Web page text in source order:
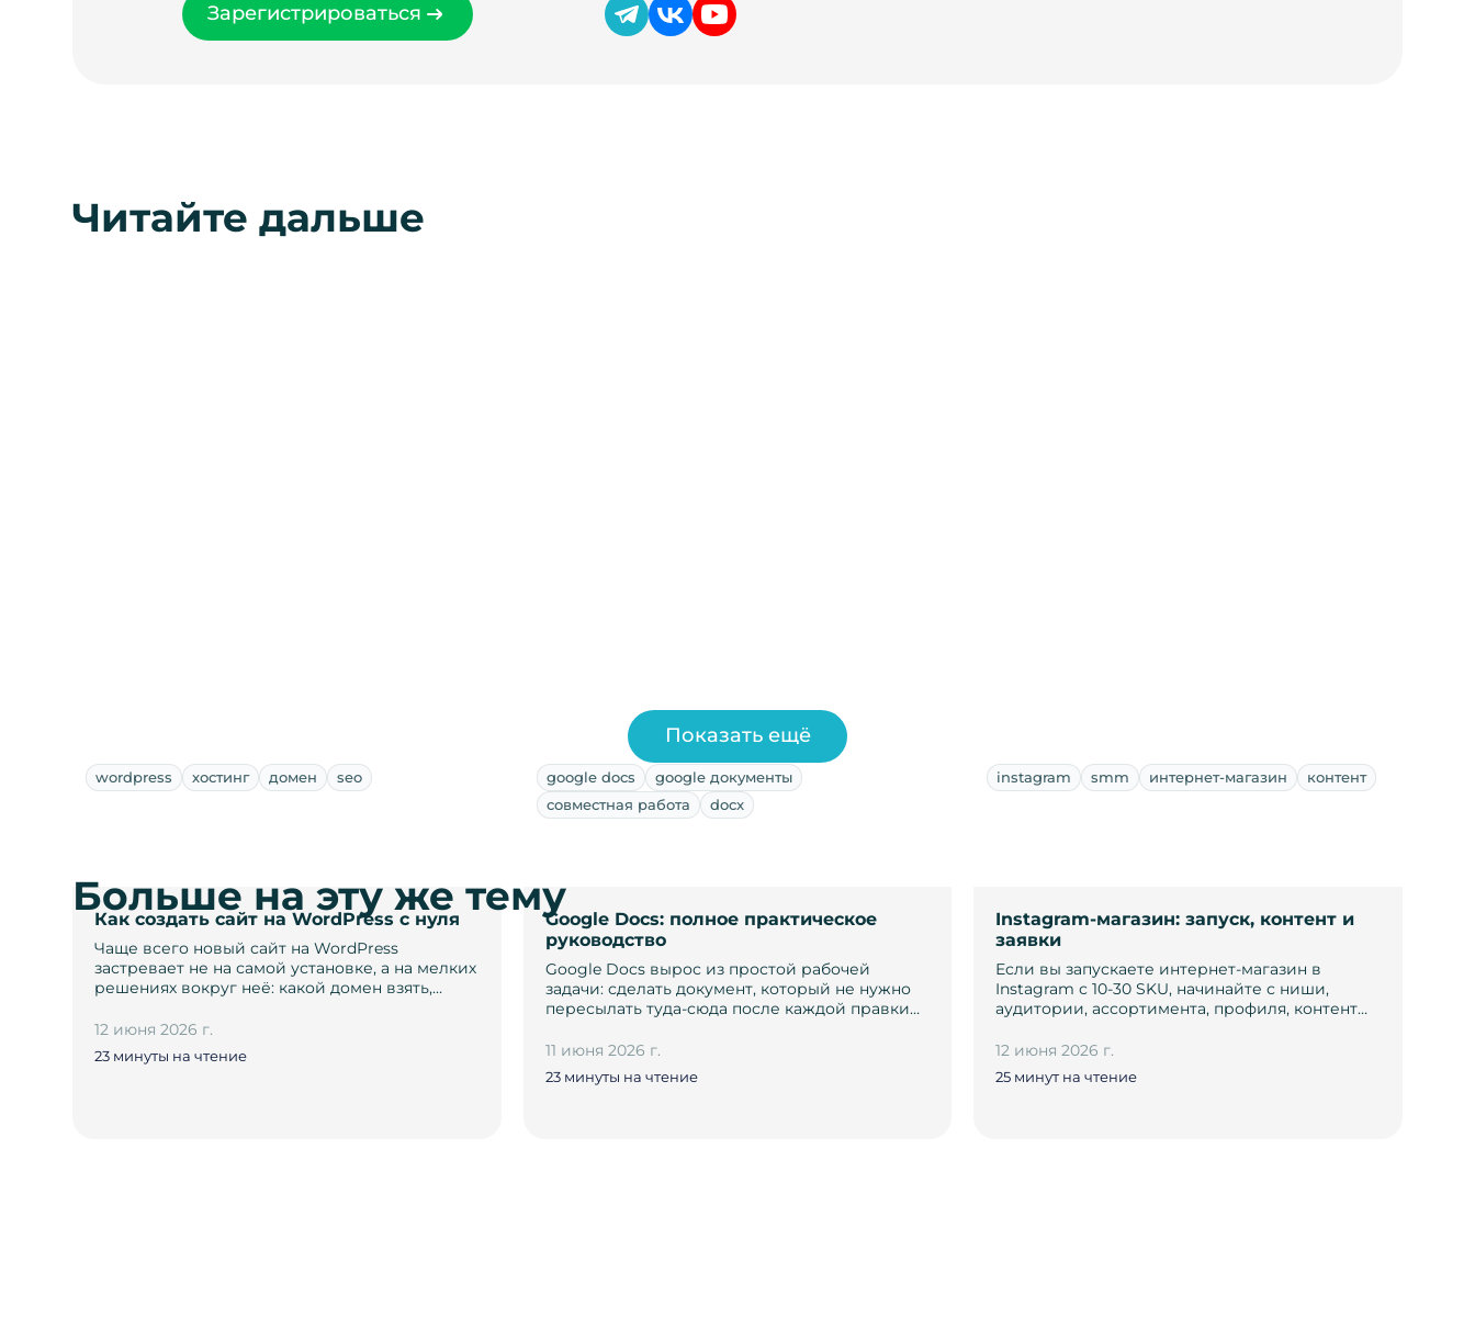
Зарегистрироваться
Читайте дальше
wordpress хостинг домен seo
Как создать сайт на WordPress с нуля
Чаще всего новый сайт на WordPress
застревает не на самой установке, а на мелких
решениях вокруг неё: какой домен взять,…
12 июня 2026 г.
23 минуты на чтение
google docs
google документы
совместная работа
docx
Google Docs: полное практическое
руководство
Google Docs вырос из простой рабочей
задачи: сделать документ, который не нужно
пересылать туда-сюда после каждой правки…
11 июня 2026 г.
23 минуты на чтение
instagram smm интернет-магазин контент
Instagram-магазин: запуск, контент и
заявки
Если вы запускаете интернет-магазин в
Instagram с 10-30 SKU, начинайте с ниши,
аудитории, ассортимента, профиля, контент…
12 июня 2026 г.
25 минут на чтение
Показать ещё
Больше на эту же тему